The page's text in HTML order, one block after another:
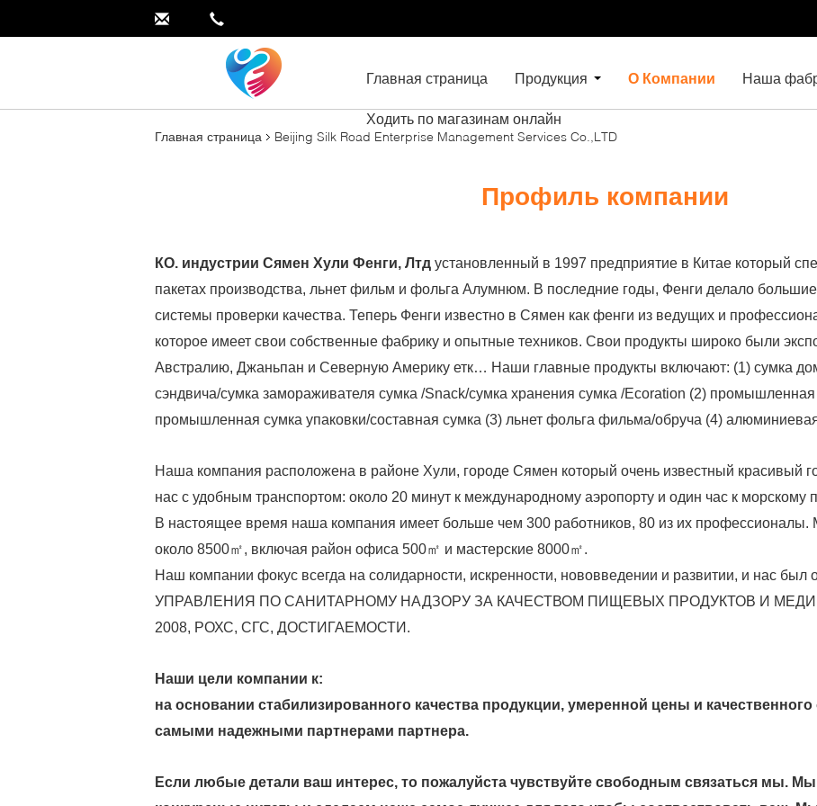
Главная страница Продукция О Компании Наша
Ходить по магазинам онлайн
Главная страница Beijing Silk Road Enterprise Management Services Co.,LTD
Профиль компании
КО. индустрии Сямен Хули Фенги, Лтд установленный в 1997 предприятие в Китае который
пакетах производства, льнет фильм и фольга Алумнюм. В последние годы, Фенги делало
системы проверки качества. Теперь Фенги известно в Сямен как фенги из ведущих и
которое имеет свои собственные фабрику и опытные техников. Свои продукты широко были
Австралию, Джаньпан и Северную Америку етк… Наши главные продукты включают: (1) сумка
сэндвича/сумка замораживателя сумка /Snack/сумка хранения сумка /Ecoration (2)
промышленная сумка упаковки/составная сумка (3) льнет фольга фильма/обруча (4)
Наша компания расположена в районе Хули, городе Сямен который очень известный красивый
нас с удобным транспортом: около 20 минут к международному аэропорту и один час к морскому
В настоящее время наша компания имеет больше чем 300 работников, 80 из их
около 8500㎡, включая район офиса 500㎡ и мастерские 8000㎡.
Наш компании фокус всегда на солидарности, искренности, нововведении и развитии, и нас был
УПРАВЛЕНИЯ ПО САНИТАРНОМУ НАДЗОРУ ЗА КАЧЕСТВОМ ПИЩЕВЫХ ПРОДУКТОВ И
2008, РОХС, СГС, ДОСТИГАЕМОСТИ.
Наши цели компании к:
на основании стабилизированного качества продукции, умеренной цены и
самыми надежными партнерами партнера.
Если любые детали ваш интерес, то пожалуйста чувствуйте свободным связаться мы.